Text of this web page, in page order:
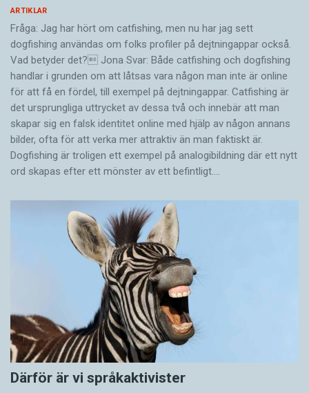
ARTIKLAR
Fråga: Jag har hört om catfishing, men nu har jag sett
dogfishing användas om folks profiler på dejtningappar också.
Vad betyder det? Jona Svar: Både catfishing och dogfishing
handlar i grunden om att låtsas vara någon man inte är online
för att få en fördel, till exempel på dejtningappar. Catfishing är
det ursprungliga uttrycket av dessa två och innebär att man
skapar sig en falsk identitet online med hjälp av någon annans
bilder, ofta för att verka mer attraktiv än man faktiskt är.
Dogfishing är troligen ett exempel på analogibildning där ett nytt
ord skapas efter ett mönster av ett befintligt.…
Därför är vi språkaktivister